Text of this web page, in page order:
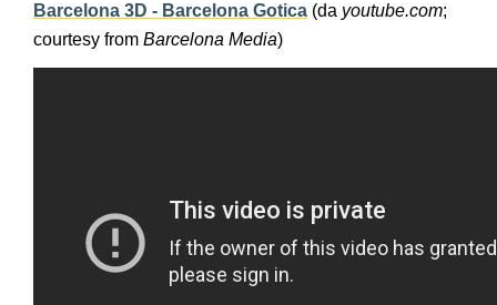
Barcelona 3D - Barcelona Gotica (da youtube.com;
courtesy from Barcelona Media)